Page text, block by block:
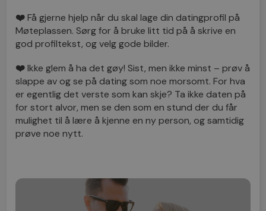
❤️Få gjerne hjelp når du skal lage din datingprofil på
Møteplassen. Sørg for å bruke litt tid på å skrive en
god profiltekst, og velg gode bilder.
❤️Ikke glem å ha det gøy! Sist, men ikke minst – prøv å
slappe av og se på dating som noe morsomt. For hva
er egentlig det verste som kan skje? Ta ikke daten på
for stort alvor, men se den som en stund der du får
mulighet til å lære å kjenne en ny person, og samtidig
prøve noe nytt.